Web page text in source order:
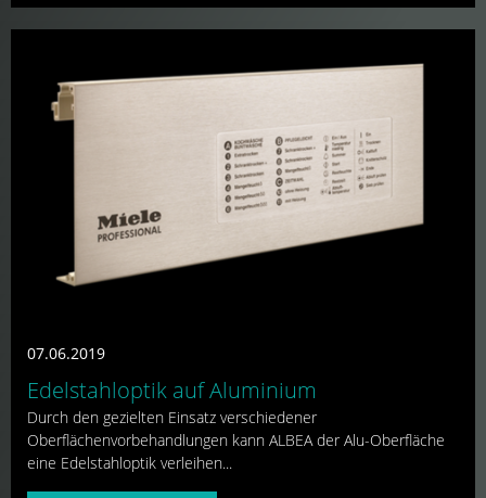
07.06.2019
Edelstahloptik auf Aluminium
Durch den gezielten Einsatz verschiedener
Oberflächenvorbehandlungen kann ALBEA der Alu-Oberfläche
eine Edelstahloptik verleihen...